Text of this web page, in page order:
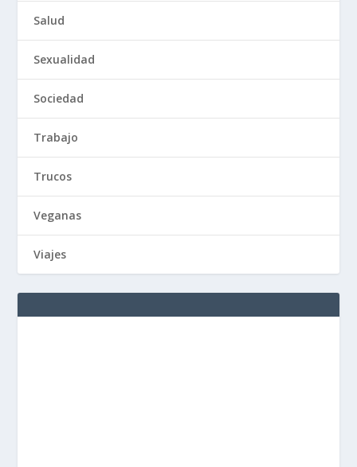
Salud
Sexualidad
Sociedad
Trabajo
Trucos
Veganas
Viajes